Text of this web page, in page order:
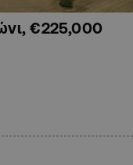
€225,000